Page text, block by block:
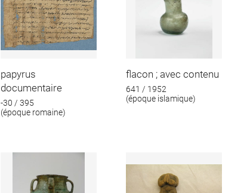
papyrus
documentaire
-30 / 395
(époque romaine)
flacon ; avec contenu
641 / 1952
(époque islamique)